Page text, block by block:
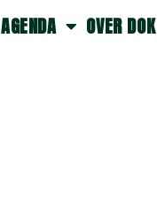
AGENDA OVER DOK